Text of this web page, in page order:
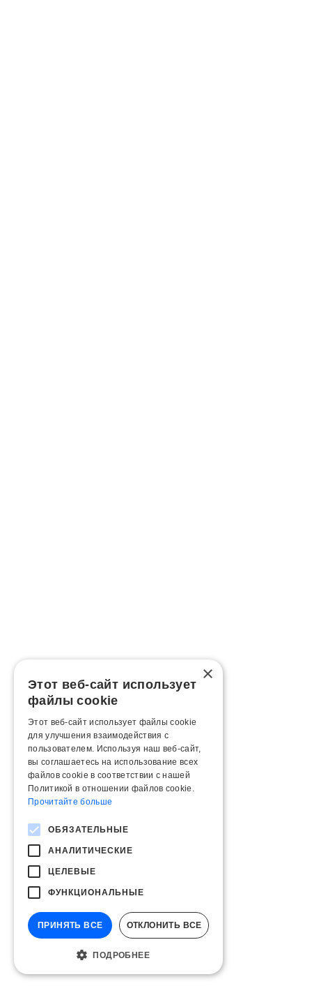
×
Этот веб-сайт использует
файлы cookie
Этот веб-сайт использует файлы cookie
для улучшения взаимодействия с
пользователем. Используя наш веб-сайт,
вы соглашаетесь на использование всех
файлов cookie в соответствии с нашей
Политикой в ​​отношении файлов cookie.
Прочитайте больше
ОБЯЗАТЕЛЬНЫЕ
АНАЛИТИЧЕСКИЕ
ЦЕЛЕВЫЕ
ФУНКЦИОНАЛЬНЫЕ
ПРИНЯТЬ ВСЕ ОТКЛОНИТЬ ВСЕ
ПОДРОБНЕЕ